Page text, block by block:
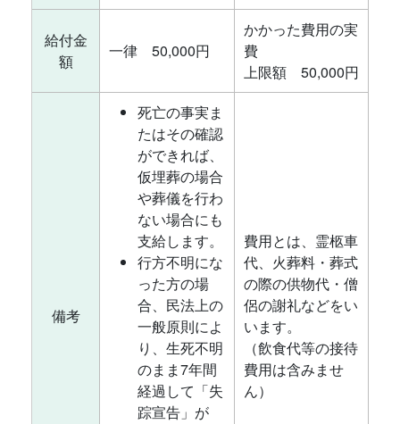
給付金
額
一律 50,000円
かかった費用の実
費
上限額 50,000円
備考
死亡の事実ま
たはその確認
ができれば、
仮埋葬の場合
や葬儀を行わ
ない場合にも
支給します。
行方不明にな
った方の場
合、民法上の
一般原則によ
り、生死不明
のまま7年間
経過して「失
踪宣告」が
費用とは、霊柩車
代、火葬料・葬式
の際の供物代・僧
侶の謝礼などをい
います。
（飲食代等の接待
費用は含みませ
ん）